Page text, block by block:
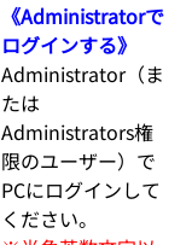
《Administratorで
ログインする》
Administrator（ま
たは
Administrators権
限のユーザー）で
PCにログインして
ください。